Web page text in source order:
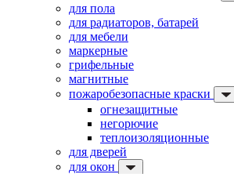
для пола
для радиаторов, батарей
для мебели
маркерные
грифельные
магнитные
пожаробезопасные краски
огнезащитные
негорючие
теплоизоляционные
для дверей
для окон